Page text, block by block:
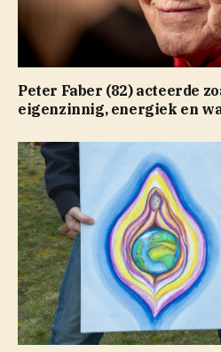
Peter Faber (82) acteerde
eigenzinnig, energiek en